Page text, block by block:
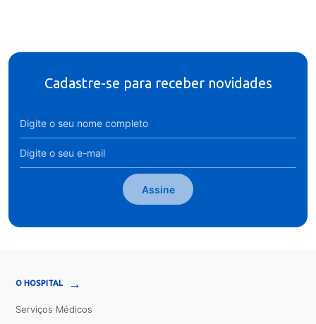
Cadastre-se para receber novidades
Assine
O HOSPITAL →
Serviços Médicos